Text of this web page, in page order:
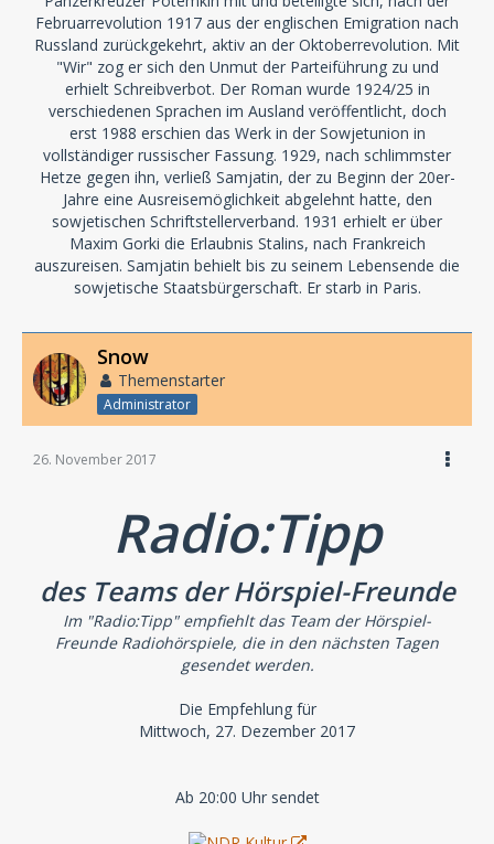
Februarrevolution 1917 aus der englischen Emigration nach
Russland zurückgekehrt, aktiv an der Oktoberrevolution. Mit
"Wir" zog er sich den Unmut der Parteiführung zu und
erhielt Schreibverbot. Der Roman wurde 1924/25 in
verschiedenen Sprachen im Ausland veröffentlicht, doch
erst 1988 erschien das Werk in der Sowjetunion in
vollständiger russischer Fassung. 1929, nach schlimmster
Hetze gegen ihn, verließ Samjatin, der zu Beginn der 20er-
Jahre eine Ausreisemöglichkeit abgelehnt hatte, den
sowjetischen Schriftstellerverband. 1931 erhielt er über
Maxim Gorki die Erlaubnis Stalins, nach Frankreich
auszureisen. Samjatin behielt bis zu seinem Lebensende die
sowjetische Staatsbürgerschaft. Er starb in Paris.
Snow
Themenstarter
Administrator
26. November 2017
Radio:Tipp
des Teams der Hörspiel-Freunde
Im "Radio:Tipp" empfiehlt das Team der Hörspiel-
Freunde Radiohörspiele, die in den nächsten Tagen
gesendet werden.
Die Empfehlung für
Mittwoch, 27. Dezember 2017
Ab 20:00 Uhr sendet